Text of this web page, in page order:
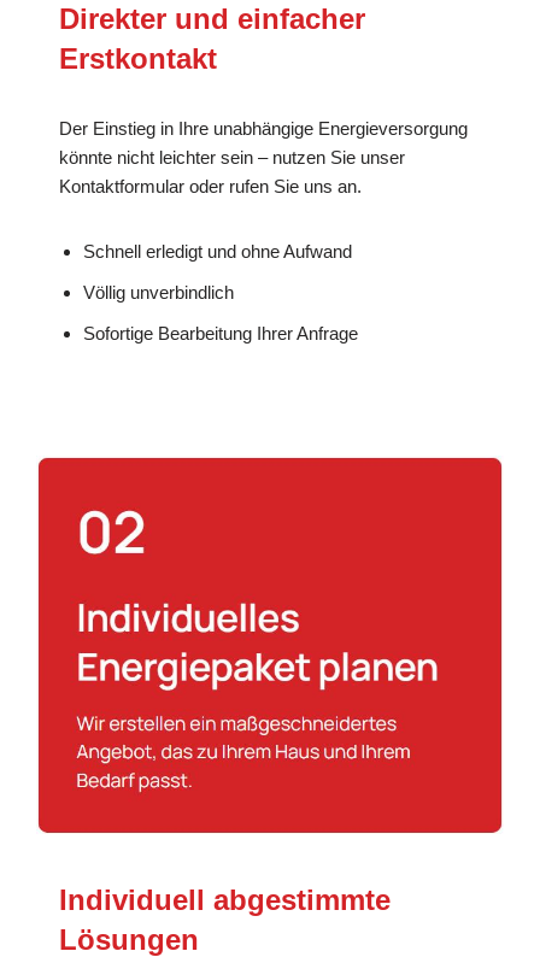
Direkter und einfacher
Erstkontakt
Der Einstieg in Ihre unabhängige Energieversorgung
könnte nicht leichter sein – nutzen Sie unser
Kontaktformular oder rufen Sie uns an.
Schnell erledigt und ohne Aufwand
Völlig unverbindlich
Sofortige Bearbeitung Ihrer Anfrage
Individuell abgestimmte
Lösungen